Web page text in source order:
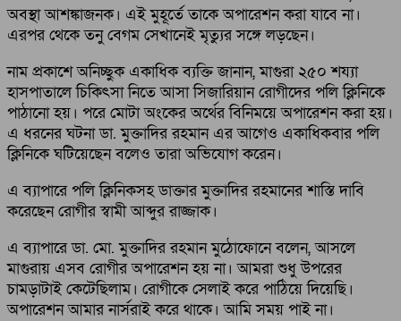
অবস্থা আশঙ্কাজনক। এই মুহূর্তে তাকে অপারেশন করা যাবে না।
এরপর থেকে তনু বেগম সেখানেই মৃত্যুর সঙ্গে লড়ছেন।
নাম প্রকাশে অনিচ্ছুক একাধিক ব্যক্তি জানান, মাগুরা ২৫০ শয্যা
হাসপাতালে চিকিৎসা নিতে আসা সিজারিয়ান রোগীদের পলি ক্লিনিকে
পাঠানো হয়। পরে মোটা অংকের অর্থের বিনিময়ে অপারেশন করা হয়।
এ ধরনের ঘটনা ডা. মুক্তাদির রহমান এর আগেও একাধিকবার পলি
ক্লিনিকে ঘটিয়েছেন বলেও তারা অভিযোগ করেন।
এ ব্যাপারে পলি ক্লিনিকসহ ডাক্তার মুক্তাদির রহমানের শাস্তি দাবি
করেছেন রোগীর স্বামী আব্দুর রাজ্জাক।
এ ব্যাপারে ডা. মো. মুক্তাদির রহমান মুঠোফোনে বলেন, আসলে
মাগুরায় এসব রোগীর অপারেশন হয় না। আমরা শুধু উপরের
চামড়াটাই কেটেছিলাম। রোগীকে সেলাই করে পাঠিয়ে দিয়েছি।
অপারেশন আমার নার্সরাই করে থাকে। আমি সময় পাই না।